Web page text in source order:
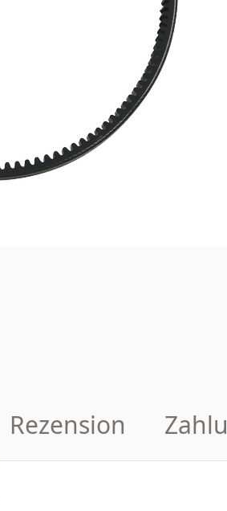
Rezension